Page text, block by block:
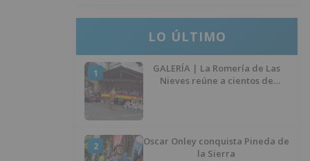
LO ÚLTIMO
1
GALERÍA | La Romería de Las
Nieves reúne a cientos de
2
Oscar Onley conquista Pineda de
la Sierra